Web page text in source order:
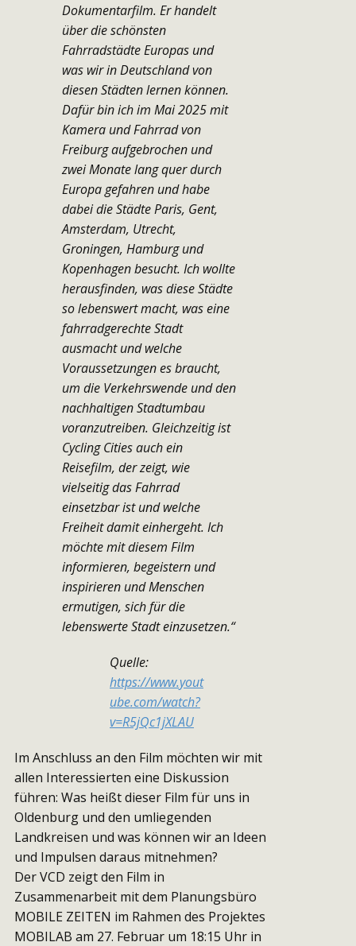
Dokumentarfilm. Er handelt
über die schönsten
Fahrradstädte Europas und
was wir in Deutschland von
diesen Städten lernen können.
Dafür bin ich im Mai 2025 mit
Kamera und Fahrrad von
Freiburg aufgebrochen und
zwei Monate lang quer durch
Europa gefahren und habe
dabei die Städte Paris, Gent,
Amsterdam, Utrecht,
Groningen, Hamburg und
Kopenhagen besucht. Ich wollte
herausfinden, was diese Städte
so lebenswert macht, was eine
fahrradgerechte Stadt
ausmacht und welche
Voraussetzungen es braucht,
um die Verkehrswende und den
nachhaltigen Stadtumbau
voranzutreiben. Gleichzeitig ist
Cycling Cities auch ein
Reisefilm, der zeigt, wie
vielseitig das Fahrrad
einsetzbar ist und welche
Freiheit damit einhergeht. Ich
möchte mit diesem Film
informieren, begeistern und
inspirieren und Menschen
ermutigen, sich für die
lebenswerte Stadt einzusetzen.“
Quelle:
https://www.yout
ube.com/watch?
v=R5jQc1jXLAU
Im Anschluss an den Film möchten wir mit
allen Interessierten eine Diskussion
führen: Was heißt dieser Film für uns in
Oldenburg und den umliegenden
Landkreisen und was können wir an Ideen
und Impulsen daraus mitnehmen?
Der VCD zeigt den Film in
Zusammenarbeit mit dem Planungsbüro
MOBILE ZEITEN im Rahmen des Projektes
MOBILAB am 27. Februar um 18:15 Uhr in